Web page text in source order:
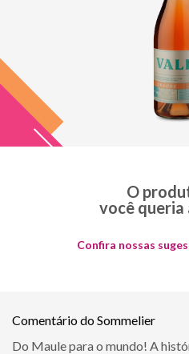
O
você queria
Confira nossas
Comentário do Sommelier
Do Maule para o mundo! A